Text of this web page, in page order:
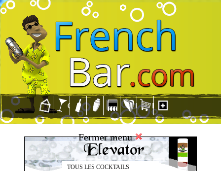
Fermer menu
TOUS LES COCKTAILS